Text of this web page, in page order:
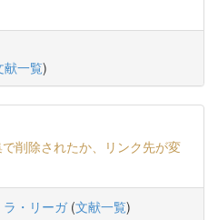
献一覧)
削除されたか、リンク先が変
ラ・リーガ(文献一覧)